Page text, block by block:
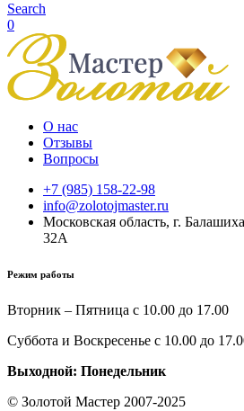
Search
0
О нас
Отзывы
Вопросы
+7 (985) 158-22-98
info@zolotojmaster.ru
Московская область, г.
32А
Режим работы
Вторник – Пятница с 10.00 до 17.00
Суббота и Воскресенье с 10.00 до
Выходной: Понедельник
© Золотой Мастер 2007-2025